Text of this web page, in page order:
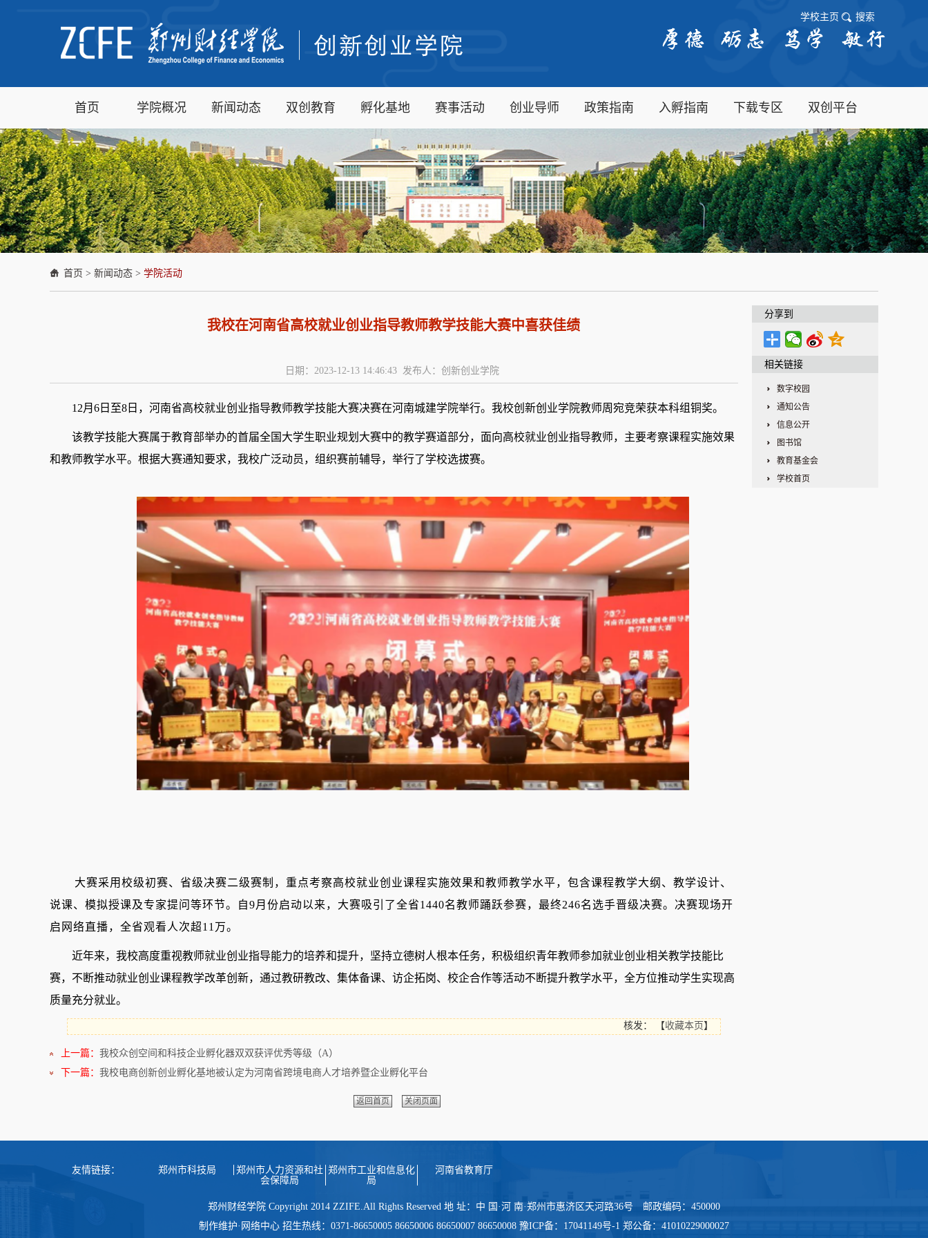
学校主页 搜索
首页 学院概况 新闻动态 双创教育 孵化基地 赛事活动 创业导师 政策指南 入孵指南 下载专区 双创平台
首页 > 新闻动态 > 学院活动
我校在河南省高校就业创业指导教师教学技能大赛中喜获佳绩
日期：2023-12-13 14:46:43 发布人：创新创业学院
12月6日至8日，河南省高校就业创业指导教师教学技能大赛决赛在河南城建学院举行。我校创新创业学院教师周宛竞荣获本科组铜 奖。
该教学技能大赛属于教育部举办的首届全国大学生职业规划大赛中的教学赛道部分，面向高校就业创业指导教师，主要考察课程实施效果
和教师教学水平。根据大赛通知要求， 我校广泛动员，组织赛前辅导，举行了学校选拔赛。
大赛采用校级初赛、省级决赛二级赛制，重点考察高校就业创业课程实施效果和教师教学水平，包含课程教学大纲、教学设计、
说课、模拟授课及专家提问等环节。自9月份启动以来，大赛吸引了全省1440名教师踊跃参赛，最终246名选手晋级决赛。决赛现场开
启网络直播，全省观看人次超11万。
近年来，我校高度重视教师就业创业指导能力的培养和提升，坚持立德树人根本任务，积极组织青年教师参加就业创业相关教学技能比
赛，不断推动就业创业课程教学改革创新，通过教研教改、集体备课、访企拓岗、校企合作等活动不断提升教学水平，全方位推动学生实现高
质量充分就业。
核发： 【收藏本页 】
上一篇： 我校众创空间和科技企业孵化器双双获评优秀等级（A）
下一篇： 我校电商创新创业孵化基地被认定为河南省跨境电商人才培养暨企业孵化平台
返回首页 关闭页面
分享到
相关链接
数字校园
通知公告
信息公开
图书馆
教育基金会
学校首页
友情链接： 郑州市科技局
郑州市人力资源和社
会保障局
郑州市工业和信息化
局
河南省教育厅
郑州财经学院 Copyright 2014 ZZIFE.All Rights Reserved 地 址：中 国·河 南·郑州市惠济区天河路36号 邮政编码：450000
制作维护·网络中心 招生热线：0371-86650005 86650006 86650007 86650008 豫ICP备：17041149号-1 郑公备：41010229000027